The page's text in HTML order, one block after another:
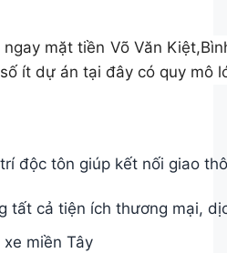
mặt tiền Võ Văn
ít dự án tại đây có quy mô
độc tôn giúp kết nối giao
tất cả tiện ích thương mại,
miền Tây